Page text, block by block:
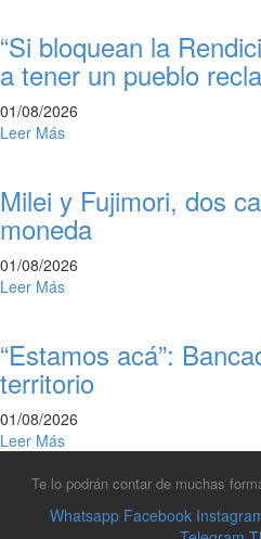
“Si bloquean la
a tener un pueblo
01/08/2026
Leer Más
Milei y Fujimori, dos
moneda
01/08/2026
Leer Más
“Estamos acá”:
territorio
01/08/2026
Leer Más
Te lo podrán contar de muchas
Whatsapp Facebook